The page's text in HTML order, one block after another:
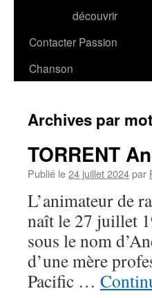
découvrir
Contacter Passion
Chanson
Archives par
TORRENT
Publié le24 juillet 2024par
L’animateur de
naît le 27 juillet
sous le nom
d’une mère
Pacific …